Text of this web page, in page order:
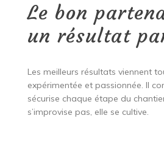
Le bon
un résultat
Les meilleurs résultats viennent
expérimentée et passionnée. Il
sécurise chaque étape du
s’improvise pas, elle se cultive.